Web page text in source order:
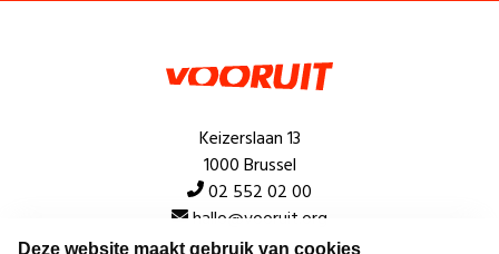
Deze website maakt gebruik van cookies
Keizerslaan 13
1000 Brussel
02 552 02 00
hallo@vooruit.org